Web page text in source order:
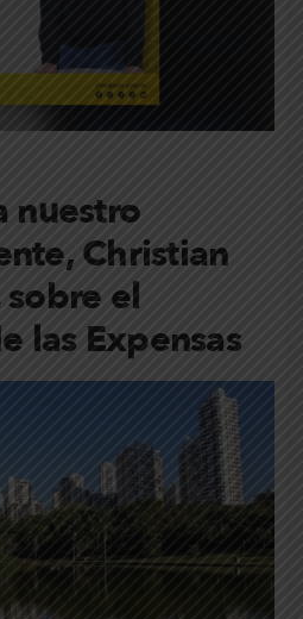
nuestro
Christian
el
las Expensas